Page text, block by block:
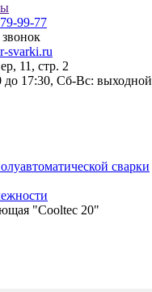
99-77
звонок
svarki.ru
11, стр. 2
17:30, Сб-Вс: выходной
сварки
"Cooltec 20"